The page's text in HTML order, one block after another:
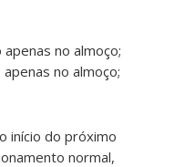
no almoço;
no almoço;
início do próximo
normal,